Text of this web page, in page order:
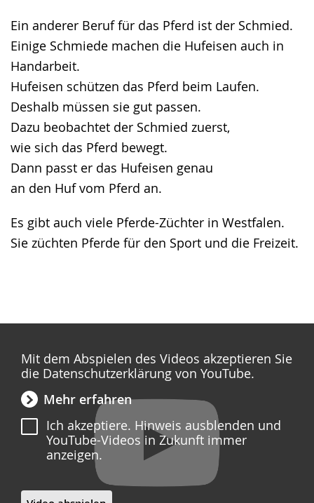
Ein anderer Beruf für das Pferd ist der Schmied.
Einige Schmiede machen die Hufeisen auch in
Handarbeit.
Hufeisen schützen das Pferd beim Laufen.
Deshalb müssen sie gut passen.
Dazu beobachtet der Schmied zuerst,
wie sich das Pferd bewegt.
Dann passt er das Hufeisen genau
an den Huf vom Pferd an.
Es gibt auch viele Pferde-Züchter in Westfalen.
Sie züchten Pferde für den Sport und die Freizeit.
Mit dem Abspielen des Videos akzeptieren Sie
die Datenschutzerklärung von YouTube.
Mehr erfahren
Ich akzeptiere. Hinweis ausblenden und
YouTube-Videos in Zukunft immer
anzeigen.